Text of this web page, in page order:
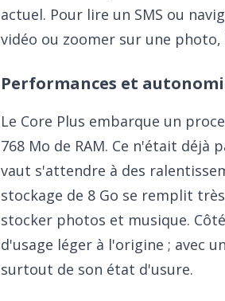
actuel. Pour lire un SMS ou
vidéo ou zoomer sur une
Performances et
Le Core Plus embarque un
768 Mo de RAM. Ce n'était
vaut s'attendre à des
stockage de 8 Go se remplit
stocker photos et musique.
d'usage léger à l'origine ; avec
surtout de son état d'usure.